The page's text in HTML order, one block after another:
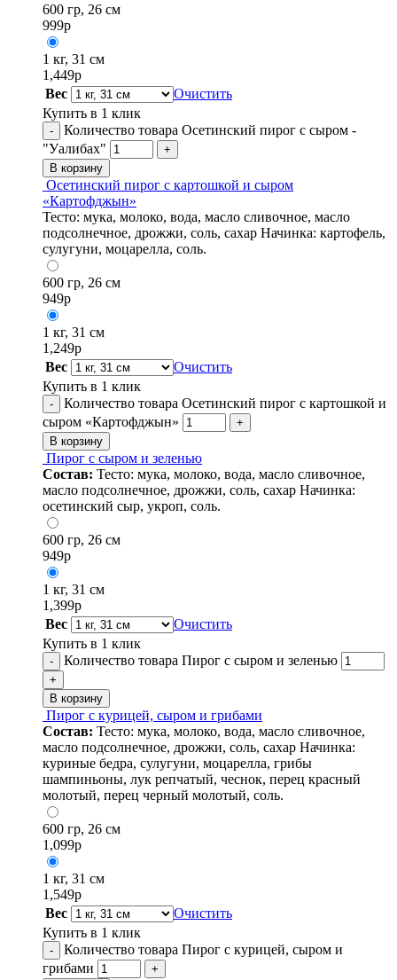
600 гр, 26 см
999р
1 кг, 31 см
1,449р
Вес
Очистить
Купить в 1 клик
-
Количество товара Осетинский пирог с сыром -
"Уалибах"
+
В корзину
Осетинский пирог с картошкой и сыром
«Картофджын»
Тесто: мука, молоко, вода, масло сливочное, масло
подсолнечное, дрожжи, соль, сахар Начинка: картофель,
сулугуни, моцарелла, соль.
600 гр, 26 см
949р
1 кг, 31 см
1,249р
Вес
Очистить
Купить в 1 клик
-
Количество товара Осетинский пирог с картошкой и
сыром «Картофджын»
+
В корзину
Пирог с сыром и зеленью
Состав: Тесто: мука, молоко, вода, масло сливочное,
масло подсолнечное, дрожжи, соль, сахар Начинка:
осетинский сыр, укроп, соль.
600 гр, 26 см
949р
1 кг, 31 см
1,399р
Вес
Очистить
Купить в 1 клик
- Количество товара Пирог с сыром и зеленью
+
В корзину
Пирог с курицей, сыром и грибами
Состав: Тесто: мука, молоко, вода, масло сливочное,
масло подсолнечное, дрожжи, соль, сахар Начинка:
куриные бедра, сулугуни, моцарелла, грибы
шампиньоны, лук репчатый, чеснок, перец красный
молотый, перец черный молотый, соль.
600 гр, 26 см
1,099р
1 кг, 31 см
1,549р
Вес
Очистить
Купить в 1 клик
-
Количество товара Пирог с курицей, сыром и
грибами
+